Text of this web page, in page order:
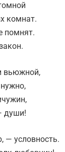
комнат.
помнят.
вьюжной,
души!
— условность.